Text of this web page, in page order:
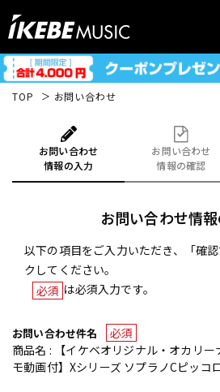
TOP お問い合わせ
お問い合わせ
情報の入力
お問い合わせ
情報の確認
お問い合わせ情
以下の項目をご入力いただき、「確
クしてください。
必須 は必須入力です。
お問い合わせ件名
必須
商品名 : 【イケベオリジナル・オカリ
モ動画付】Xシリーズ ソプラノCピッコ